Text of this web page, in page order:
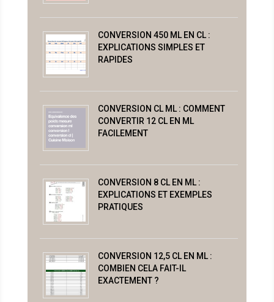
CONVERSION 450 ML EN CL :
EXPLICATIONS SIMPLES ET
RAPIDES
CONVERSION CL ML : COMMENT
CONVERTIR 12 CL EN ML
FACILEMENT
CONVERSION 8 CL EN ML :
EXPLICATIONS ET EXEMPLES
PRATIQUES
CONVERSION 12,5 CL EN ML :
COMBIEN CELA FAIT-IL
EXACTEMENT ?